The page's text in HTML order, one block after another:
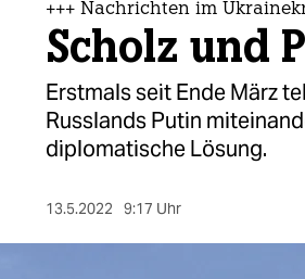
+++ Nachrichten im
Scholz und
Erstmals seit Ende März
Russlands Putin
diplomatische Lösung.
13.5.2022 9:17 Uhr